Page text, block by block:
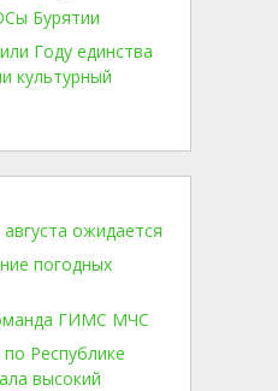
Бурятии
Году единства
культурный
августа ожидается
погодных
ГИМС МЧС
по Республике
высокий